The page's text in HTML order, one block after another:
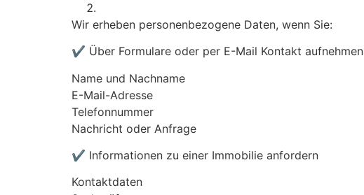
Wir erheben personenbezogene Daten, wenn Sie:
✔ Über Formulare oder per E-Mail Kontakt aufnehmen
Name und Nachname
E-Mail-Adresse
Telefonnummer
Nachricht oder Anfrage
✔ Informationen zu einer Immobilie anfordern
Kontaktdaten